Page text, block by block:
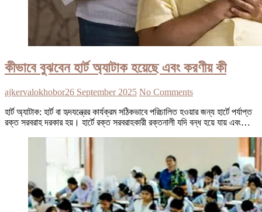
কীভাবে বুঝবেন হার্ট অ্যাটাক হয়েছে এবং করণীয় কী
ajkervalokhobor26 September 2025 No Comments
হার্ট অ্যাটাক: হার্ট বা হৃদযন্ত্রের কার্যক্রম সঠিকভাবে পরিচালিত হওয়ার জন্য হার্টে পর্যাপ্ত
রক্ত সরবরাহ দরকার হয়। হার্টে রক্ত সরবরাহকারী রক্তনালী যদি বন্ধ হয়ে যায় এবং…